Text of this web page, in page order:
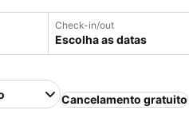
Check-in/out
Escolha as datas
Cancelamento gratuito